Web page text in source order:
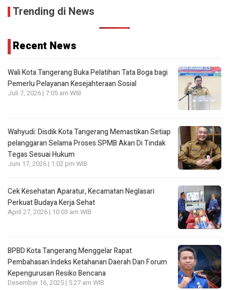
Trending di News
Recent News
Wali Kota Tangerang Buka Pelatihan Tata Boga bagi
Pemerlu Pelayanan Kesejahteraan Sosial
Juli 7, 2026 | 7:05 am WIB
Wahyudi: Disdik Kota Tangerang Memastikan Setiap
pelanggaran Selama Proses SPMB Akan Di Tindak
Tegas Sesuai Hukum
Juni 17, 2026 | 1:02 pm WIB
Cek Kesehatan Aparatur, Kecamatan Neglasari
Perkuat Budaya Kerja Sehat
April 27, 2026 | 10:03 am WIB
BPBD Kota Tangerang Menggelar Rapat
Pembahasan lndeks Ketahanan Daerah Dan Forum
Kepengurusan Resiko Bencana
Desember 16, 2025 | 5:27 am WIB